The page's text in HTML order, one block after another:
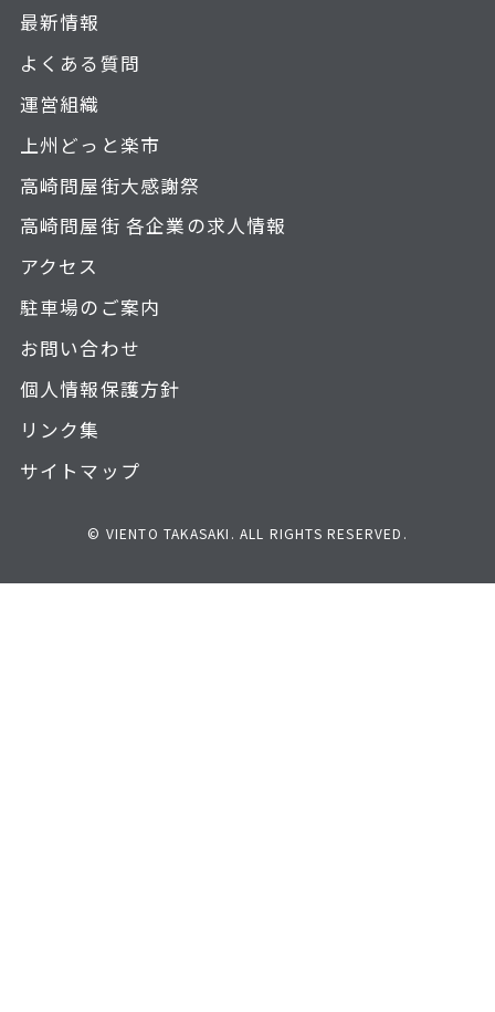
最新情報
よくある質問
運営組織
上州どっと楽市
高崎問屋街大感謝祭
高崎問屋街 各企業の求人情報
アクセス
駐車場のご案内
お問い合わせ
個人情報保護方針
リンク集
サイトマップ
© VIENTO TAKASAKI. ALL RIGHTS RESERVED.